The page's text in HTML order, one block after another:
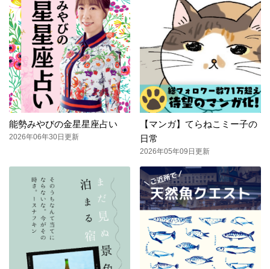
能勢みやびの金星星座占い
2026年06年30日更新
【マンガ】てらねこミー子の
日常
2026年05年09日更新